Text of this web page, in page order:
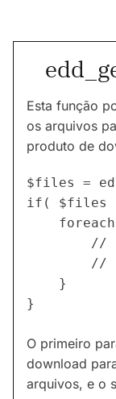
Esta função
os arquivos
produto de
$files =
if( $files
}
O primeiro
download
arquivos, e o